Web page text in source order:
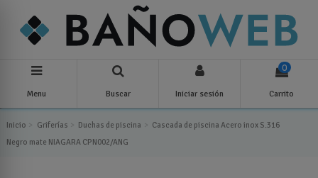
Menu Buscar Iniciar sesión
0
Carrito
Inicio Griferías Duchas de piscina
Cascada de piscina Acero inox S.316
Negro mate NIAGARA CPN002/ANG